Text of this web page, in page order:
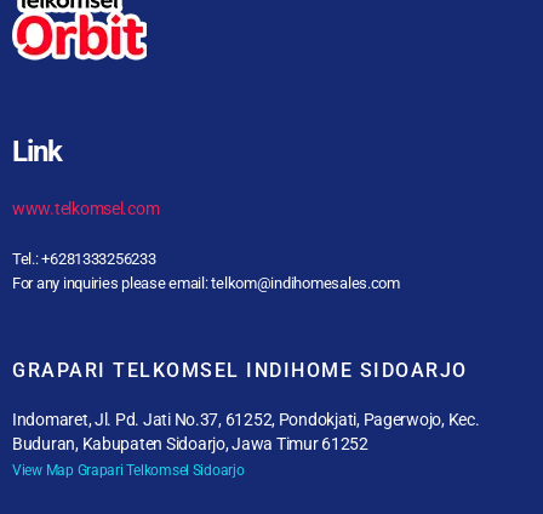
Link
www.telkomsel.com
Tel.: +6281333256233
For any inquiries please email: telkom@indihomesales.com
GRAPARI TELKOMSEL INDIHOME SIDOARJO
Indomaret, Jl. Pd. Jati No.37, 61252, Pondokjati, Pagerwojo, Kec.
Buduran, Kabupaten Sidoarjo, Jawa Timur 61252
View Map Grapari Telkomsel Sidoarjo